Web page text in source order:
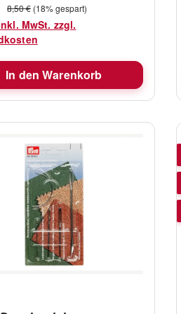
Regulärer Preis:
8,50 € (18% gespart)
MwSt. zzgl.
In den Warenkorb